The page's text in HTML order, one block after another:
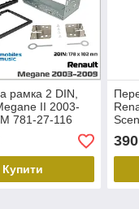
рамка 2 DIN,
II 2003-
781-27-116
Купити
390